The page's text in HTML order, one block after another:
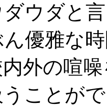
ウダと
優雅な
外の喧
ことが